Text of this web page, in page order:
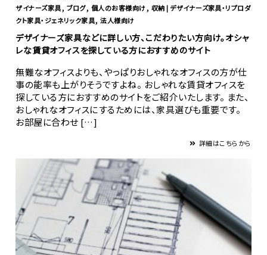
ザイナーズ家具, ブログ, 個人のお客様向け, 収納 | デザイナーズ家具・リプロダ
クト家具・ジェネリック家具,法人様向け
デザイナーズ家具などに詳しい方、こだわりたい方向け。オシャ
レな賃貸オフィスを探している方におすすめのサイト
無難なオフィスよりも、やっぱりおしゃれなオフィスの方が仕
事の能率も上がりそうですよね。 おしゃれな賃貸オフィスを
探している方におすすめのサイトをご紹介いたします。 また、
おしゃれなオフィスにするためには、家具選びも重要です。
お部屋に合わせ […]
詳細はこちらから